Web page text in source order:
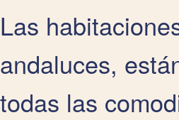
Las
andaluces,
todas las